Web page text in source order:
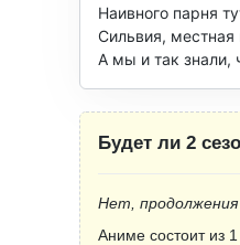
Наивного парня
Сильвия, местная
А мы и так знали,
Будет ли 2
Нет,
Аниме состоит из